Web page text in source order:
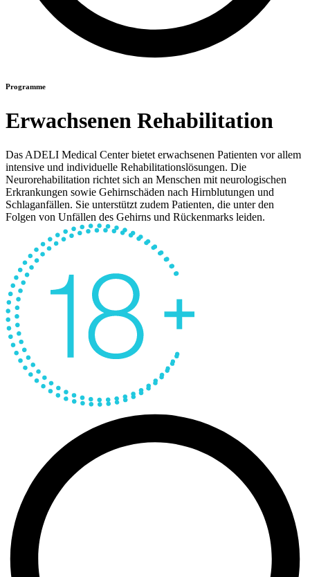
Programme
Erwachsenen Rehabilitation
Das ADELI Medical Center bietet erwachsenen Patienten vor allem
intensive und individuelle Rehabilitationslösungen. Die
Neurorehabilitation richtet sich an Menschen mit neurologischen
Erkrankungen sowie Gehirnschäden nach Hirnblutungen und
Schlaganfällen. Sie unterstützt zudem Patienten, die unter den
Folgen von Unfällen des Gehirns und Rückenmarks leiden.